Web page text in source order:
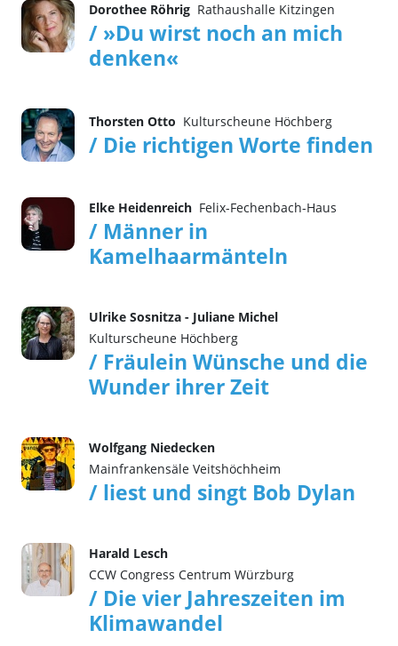
Dorothee Röhrig Rathaushalle Kitzingen
/ »Du wirst noch an mich
denken«
Thorsten Otto Kulturscheune Höchberg
/ Die richtigen Worte finden
Elke Heidenreich Felix-Fechenbach-Haus
/ Männer in
Kamelhaarmänteln
Ulrike Sosnitza - Juliane Michel
Kulturscheune Höchberg
/ Fräulein Wünsche und die
Wunder ihrer Zeit
Wolfgang Niedecken
Mainfrankensäle Veitshöchheim
/ liest und singt Bob Dylan
Harald Lesch
CCW Congress Centrum Würzburg
/ Die vier Jahreszeiten im
Klimawandel